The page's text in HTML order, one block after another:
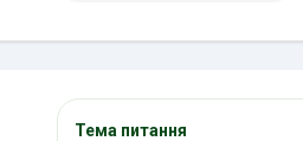
Тема питання